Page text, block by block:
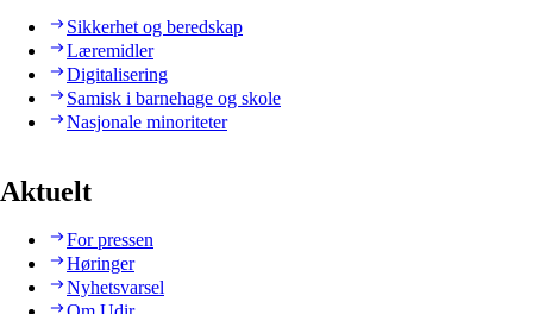
Sikkerhet og beredskap
Læremidler
Digitalisering
Samisk i barnehage og skole
Nasjonale minoriteter
Aktuelt
For pressen
Høringer
Nyhetsvarsel